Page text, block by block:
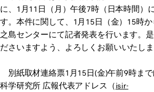
に、1月11日（月）午後7時（日本時間）
す。本件に関して、1月15日（金）15時
之島センターにて記者発表を行います。
ださいますよう、よろしくお願いいたしま
別紙取材連絡票1月15日(金)午前9時ま
科学研究所 広報代表アドレス（isir-